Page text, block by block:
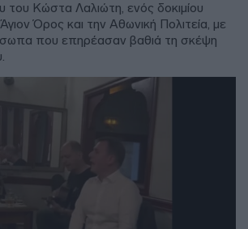
του Κώστα Λαλιώτη, ενός δοκιμίου
Όρος και την Αθωνική Πολιτεία, με
που επηρέασαν βαθιά τη σκέψη